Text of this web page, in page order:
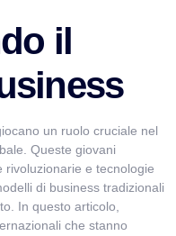
il
un ruolo cruciale nel
Queste giovani
rivoluzionarie e tecnologie
di business tradizionali
In questo articolo,
che stanno